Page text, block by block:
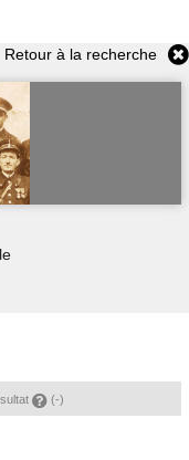
Retour à la recherche
(-)